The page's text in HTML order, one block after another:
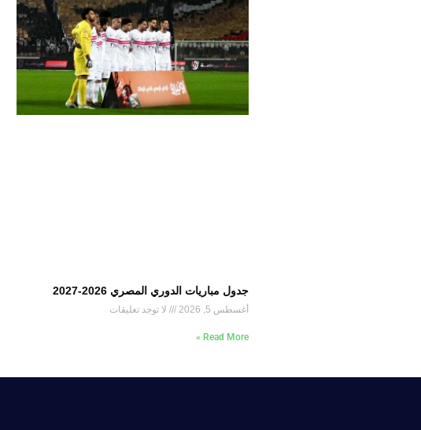
جدول مباريات الدوري المصري 2026-2027
أغسطس 5, 2026 لا توجد تعليقات
Read More »